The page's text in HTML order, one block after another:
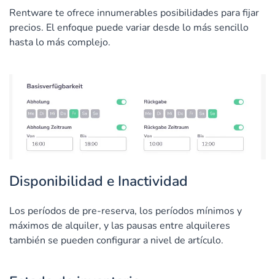
Rentware te ofrece innumerables posibilidades para fijar
precios. El enfoque puede variar desde lo más sencillo
hasta lo más complejo.
Disponibilidad e Inactividad
Los períodos de pre-reserva, los períodos mínimos y
máximos de alquiler, y las pausas entre alquileres
también se pueden configurar a nivel de artículo.